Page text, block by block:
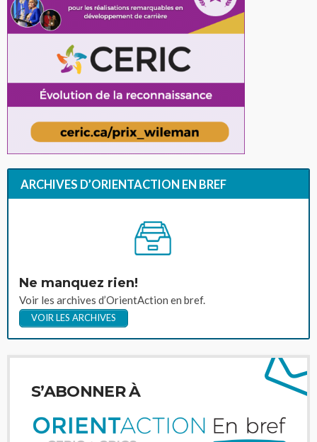
ARCHIVES D’ORIENTACTION EN BREF
Ne manquez rien!
Voir les archives d’OrientAction en bref.
VOIR LES ARCHIVES
S’ABONNER À